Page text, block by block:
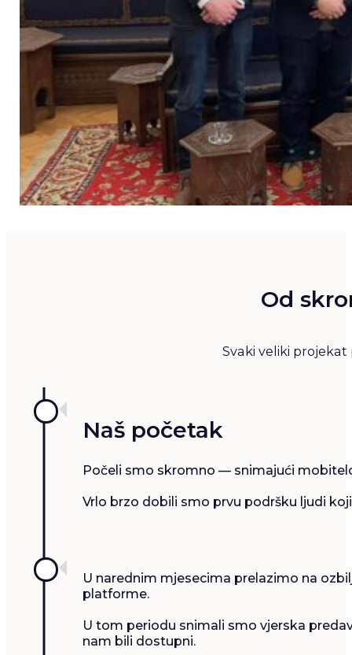
Od
Svaki veliki
Naš početak
Počeli smo skromno — snimajući
Vrlo brzo dobili smo prvu podršku ljudi
U narednim mjesecima prelazimo na
platforme.
U tom periodu snimali smo vjerska
nam bili dostupni.